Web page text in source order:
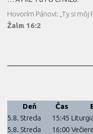
Hovorím Pánovi: „Ty si
Žalm 16:2
Deň Čas
5.8. Streda
15:45
5.8. Streda
16:00